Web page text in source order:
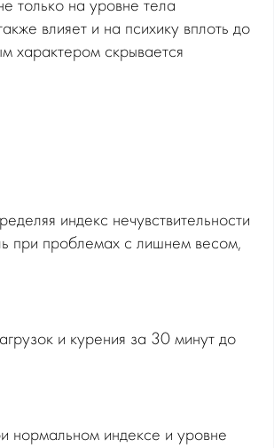
только на уровне тела
влияет и на психику вплоть до
характером скрывается
индекс нечувствительности
при проблемах с лишнем весом,
и курения за 30 минут до
индексе и уровне